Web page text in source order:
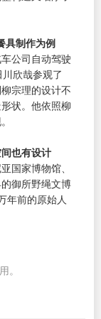
具制作为例
公司自动驾驶
欣哉参观了
宗理的设计不
状。他依照柳
也有设计
国家博物馆、
御所野绳文博
年前的原始人
。